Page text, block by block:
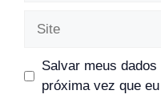
Salvar meus
próxima vez que